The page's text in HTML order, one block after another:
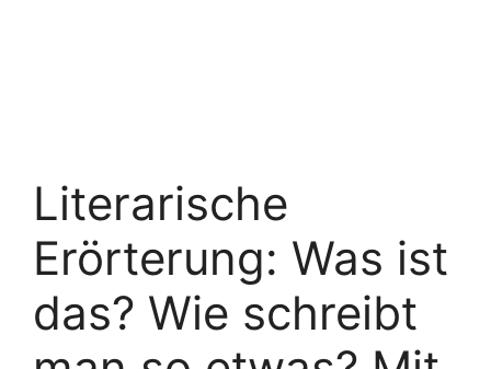
Literarische
Erörterung: Was ist
das? Wie schreibt